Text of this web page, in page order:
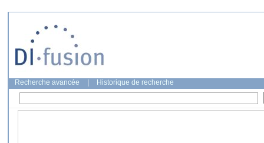
Recherche avancée Historique de recherche